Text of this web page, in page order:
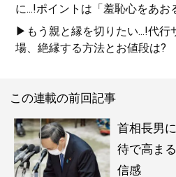
に...!ポイントは「羞恥心をあお
▶もう親と縁を切りたい...!代行
場、絶縁する方法とお値段は?
この連載の前回記事
首相長男
待で高ま
信感